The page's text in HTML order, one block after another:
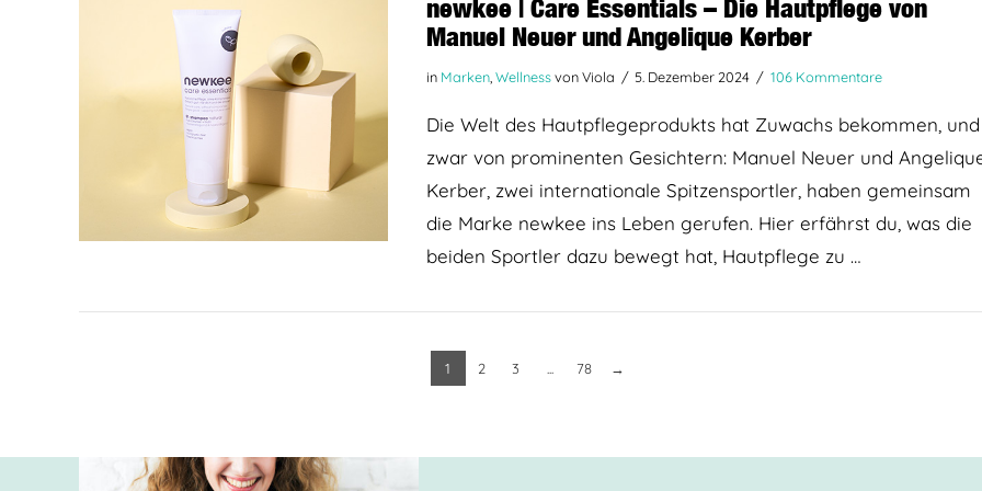
BEITRAG LESEN
newkee | Care Essentials – Die Hautpflege von
Manuel Neuer und Angelique Kerber
in Marken, Wellnessvon Viola 5. Dezember 2024 106 Kommentare
Die Welt des Hautpflegeprodukts hat Zuwachs bekommen, und
zwar von prominenten Gesichtern: Manuel Neuer und
Kerber, zwei internationale Spitzensportler, haben gemeinsam
die Marke newkee ins Leben gerufen. Hier erfährst du, was die
beiden Sportler dazu bewegt hat, Hautpflege zu …
1 2 3 ... 78 →